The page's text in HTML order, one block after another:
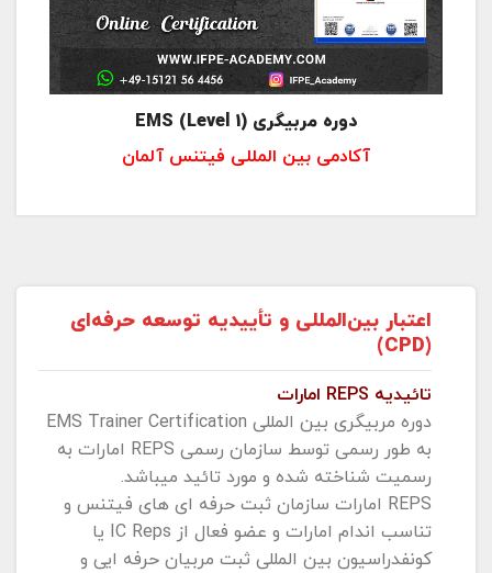
دوره مربیگری (EMS (Level 1
آکادمی بین المللی فیتنس آلمان
اعتبار بین‌المللی و تأییدیه توسعه حرفه‌ای
(CPD)
تائیدیه REPS امارات
دوره مربیگری بین المللی EMS Trainer Certification
به طور رسمی توسط سازمان رسمی REPS امارات به
رسمیت شناخته شده و مورد تائید میباشد.
REPS امارات سازمان ثبت حرفه ای های فیتنس و
تناسب اندام امارات و عضو فعال از IC Reps یا
کونفدراسیون بین المللی ثبت مربیان حرفه ایی و